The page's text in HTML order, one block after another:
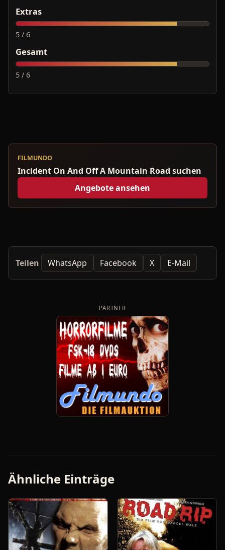
Extras
5 / 6
Gesamt
5 / 6
FILMUNDO
Incident On And Off A Mountain Road suchen
Angebote ansehen
Teilen WhatsApp Facebook X E-Mail
PARTNER
Ähnliche Einträge